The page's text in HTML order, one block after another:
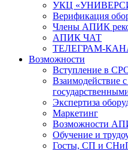
УКЦ
Верификация
Члены АПИК
АПИК ЧАТ
ТЕЛЕГРАМ-
Возможности
Вступление в
Взаимодействие
Экспертиза
Маркетинг
Возможности
Обучение и
Госты, СП и